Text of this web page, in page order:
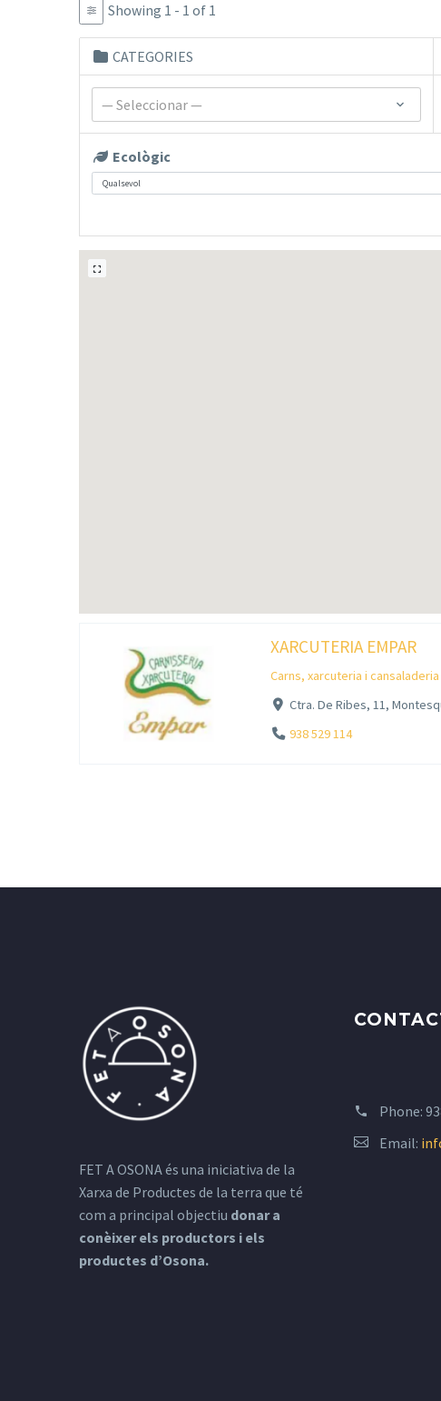
Showing 1 - 1 of 1
CATEGORIES
— Seleccionar —
Ecològic
XARCUTERIA EMPAR
Carns, xarcuteria i cansaladeria
Ctra. De Ribes, 11,
938 529 114
FET A OSONA és una iniciativa de la
Xarxa de Productes de la terra que té
com a principal objectiu donar a
conèixer els productors i els
productes d’Osona.
Phone:
Email: